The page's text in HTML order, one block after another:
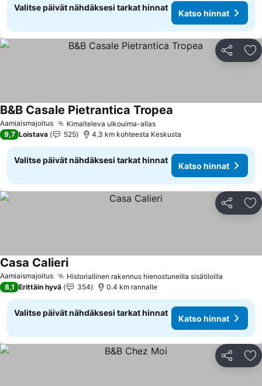
Valitse päivät nähdäksesi tarkat hinnat
Katso hinnat
Jaa
Aamiaismajoitus Kimalteleva ulkouima-allas
B&B Casale Pietrantica Tropea
9,7 Loistava 525 4.3 km kohteesta Keskusta
Valitse päivät nähdäksesi tarkat hinnat
Katso hinnat
Jaa
Aamiaismajoitus Historiallinen rakennus hienostuneilla sisätiloilla
Casa Calieri
8,1 Erittäin hyvä 354 0.4 km rannalle
Valitse päivät nähdäksesi tarkat hinnat
Katso hinnat
Jaa